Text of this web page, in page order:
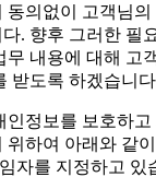
동의없이 고객님의
. 향후 그러한 필
무 내용에 대해 고
받도록 하겠습니
인정보를 보호하
위하여 아래와 같
자를 지정하고 있